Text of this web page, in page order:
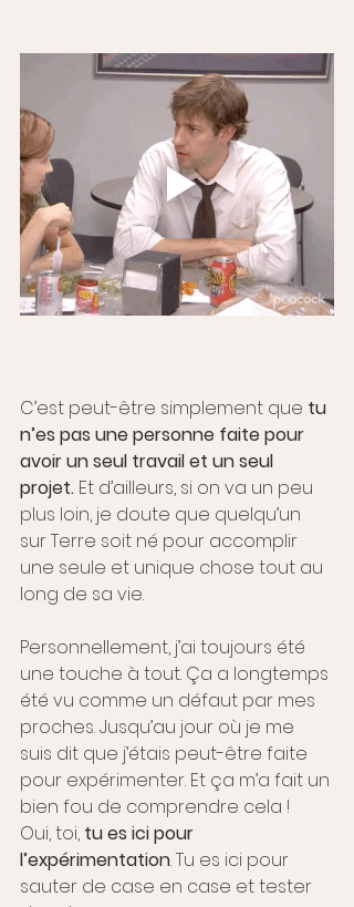
C’est peut-être simplement que tu
n’es pas une personne faite pour
avoir un seul travail et un seul
projet. Et d’ailleurs, si on va un peu
plus loin, je doute que quelqu’un
sur Terre soit né pour accomplir
une seule et unique chose tout au
long de sa vie.
Personnellement, j’ai toujours été
une touche à tout. Ça a longtemps
été vu comme un défaut par mes
proches. Jusqu’au jour où je me
suis dit que j’étais peut-être faite
pour expérimenter. Et ça m’a fait un
bien fou de comprendre cela !
Oui, toi, tu es ici pour
l’expérimentation. Tu es ici pour
sauter de case en case et tester